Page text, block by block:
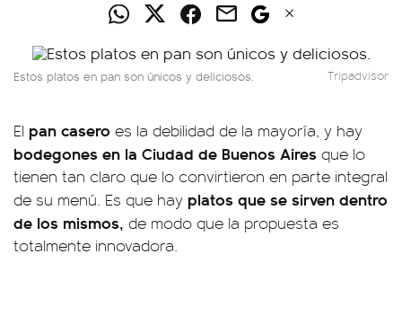
Estos platos en pan son únicos y deliciosos. Tripadvisor
El pan casero es la debilidad de la mayoría, y hay
bodegones en la Ciudad de Buenos Aires que lo
tienen tan claro que lo convirtieron en parte integral
de su menú. Es que hay platos que se sirven dentro
de los mismos, de modo que la propuesta es
totalmente innovadora.